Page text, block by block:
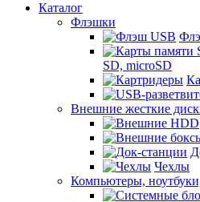
Каталог
Флэшки
SD, microSD
Внешние жесткие
Чехлы
Компьютеры,